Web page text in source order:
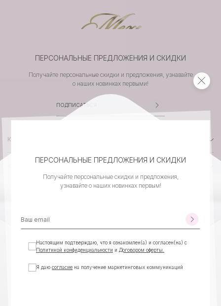
ПЕРСОНАЛЬНЫЕ ПРЕДЛОЖЕНИЯ И СКИДКИ
Получайте персональные скидки и предложения, узнавайте
о наших новинках первыми!
КАТАЛОГ
КОНТАКТЫ
ПЕРСОНАЛЬНЫЕ ПРЕДЛОЖЕНИЯ И СКИДКИ
Получайте персональные скидки и предложения,
узнавайте о наших новинках первым!
Настоящим подтверждаю, что я ознакомлен(а) и согласен(на) с
Политикой конфиденциальности и Договором оферты.
Я даю согласие на получение маркетинговых коммуникаций